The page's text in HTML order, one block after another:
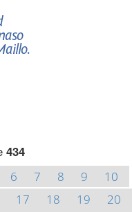
434
6 7 8 9
10
17 18 19
20